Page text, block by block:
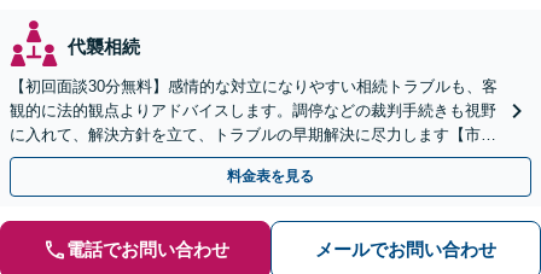
代襲相続
【初回面談30分無料】感情的な対立になりやすい相続トラブルも、客
観的に法的観点よりアドバイスします。調停などの裁判手続きも視野
に入れて、解決方針を立て、トラブルの早期解決に尽力します【市役
所前2分】【休日・夜間面談OK】
料金表を見る
電話でお問い合わせ メールでお問い合わせ